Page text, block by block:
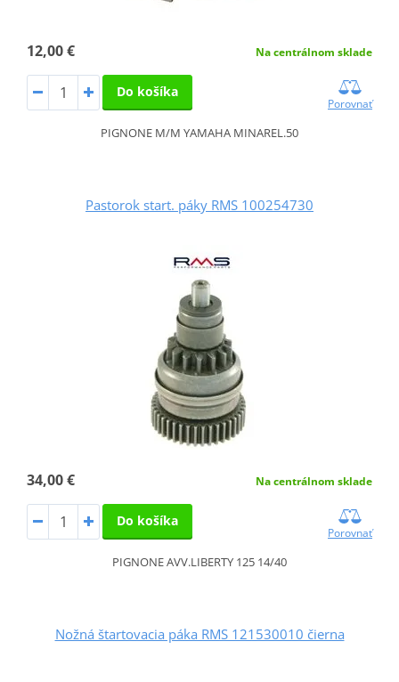
12,00 € Na centrálnom sklade
Do košíka
Porovnať
PIGNONE M/M YAMAHA MINAREL.50
Pastorok start. páky RMS 100254730
34,00 € Na centrálnom sklade
Do košíka
Porovnať
PIGNONE AVV.LIBERTY 125 14/40
Nožná štartovacia páka RMS 121530010 čierna